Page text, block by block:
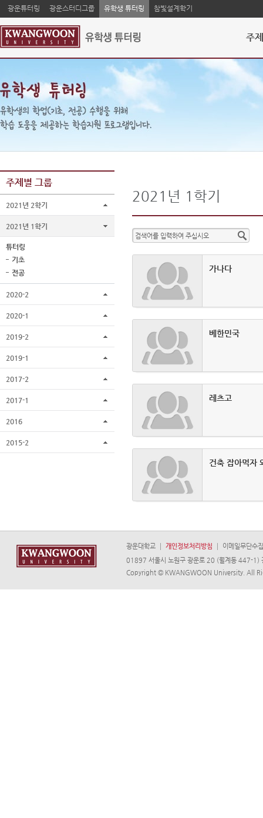
광운튜터링 광운스터디그룹 유학생 튜터링 참빛설계학기
주
주제별 그룹
2021년 2학기
2021년 1학기
튜터링
기초
전공
2020-2
2020-1
2019-2
2019-1
2017-2
2017-1
2016
2015-2
2021년 1학기
가나다
베한민국
레츠고
건축 잡아먹자
광운대학교 개인정보처리방침
이메일무단수
01897 서울시 노원구 광운로 20 (월계동 447-
Copyright © KWANGWOON University. All